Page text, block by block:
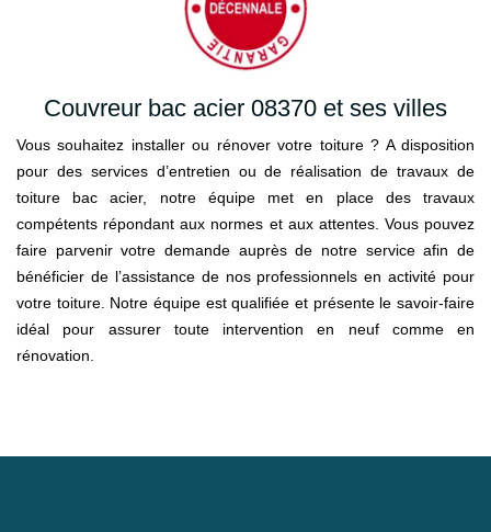
Couvreur bac acier 08370 et ses villes
Vous souhaitez installer ou rénover votre toiture ? A disposition
pour des services d’entretien ou de réalisation de travaux de
toiture bac acier, notre équipe met en place des travaux
compétents répondant aux normes et aux attentes. Vous pouvez
faire parvenir votre demande auprès de notre service afin de
bénéficier de l’assistance de nos professionnels en activité pour
votre toiture. Notre équipe est qualifiée et présente le savoir-faire
idéal pour assurer toute intervention en neuf comme en
rénovation.